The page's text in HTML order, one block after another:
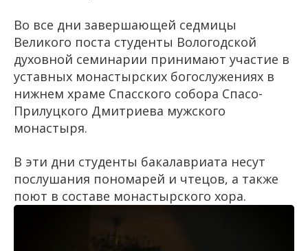
Во все дни завершающей седмицы
Великого поста студенты Вологодской
духовной семинарии принимают участие в
уставных монастырских богослужениях в
нижнем храме Спасского собора Спасо-
Прилуцкого Дмитриева мужского
монастыря.
В эти дни студенты бакалавриата несут
послушания пономарей и чтецов, а также
поют в составе монастырского хора.